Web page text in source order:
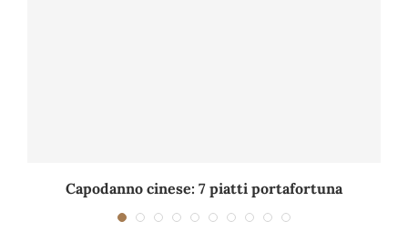
Capodanno cinese: 7 piatti portafortuna